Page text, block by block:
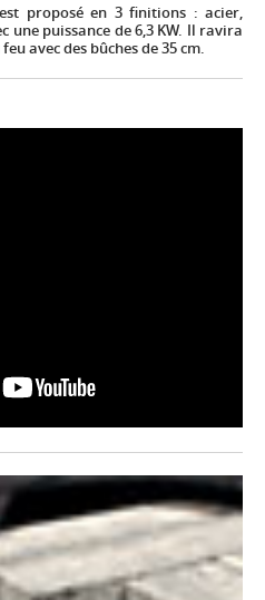
est proposé en 3 finitions : acier,
puissance de 6,3 KW. Il ravira
avec des bûches de 35 cm.